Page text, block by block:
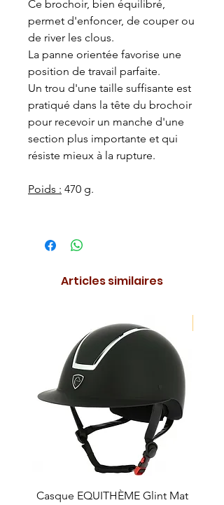
Ce brochoir, bien équilibré,
permet d'enfoncer, de couper ou
de river les clous.
La panne orientée favorise une
position de travail parfaite.
Un trou d'une taille suffisante est
pratiqué dans la tête du brochoir
pour recevoir un manche d'une
section plus importante et qui
résiste mieux à la rupture.
Poids : 470 g.
Articles similaires
Casque EQUITHÈME Glint Mat